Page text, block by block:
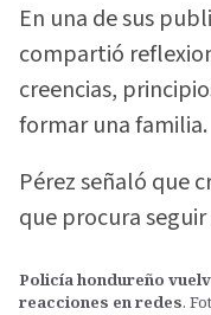
En una de sus
compartió
creencias,
formar una familia.
Pérez señaló que
que procura
Policía hondureño
reacciones en redes.